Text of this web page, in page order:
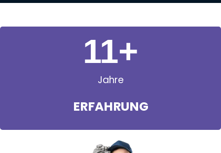
Jahre
ERFAHRUNG
11+